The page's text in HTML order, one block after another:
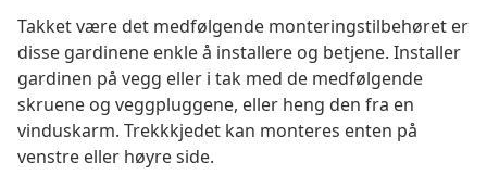
Takket være det medfølgende monteringstilbehøret er
disse gardinene enkle å installere og betjene. Installer
gardinen på vegg eller i tak med de medfølgende
skruene og veggpluggene, eller heng den fra en
vinduskarm. Trekkkjedet kan monteres enten på
venstre eller høyre side.